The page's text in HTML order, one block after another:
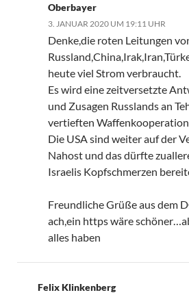
Oberbayer
3. JANUAR 2020 UM 19:11 UHR
Denke,die roten Leitungen
heute viel Strom verbraucht.
Es wird eine zeitversetzte
und Zusagen Russlands an
vertieften
Die USA sind weiter auf der
Nahost und das dürfte
Israelis Kopfschmerzen
Freundliche Grüße aus dem
ach,ein https wäre
alles haben
Felix Klinkenberg